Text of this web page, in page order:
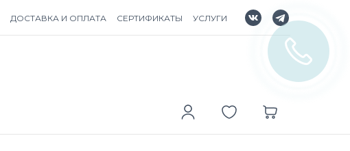
ДОСТАВКА И ОПЛАТА СЕРТИФИКАТЫ УСЛУГИ